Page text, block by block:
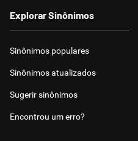
Explorar Sinônimos
Sinônimos populares
Sinônimos atualizados
Sugerir sinônimos
Encontrou um erro?